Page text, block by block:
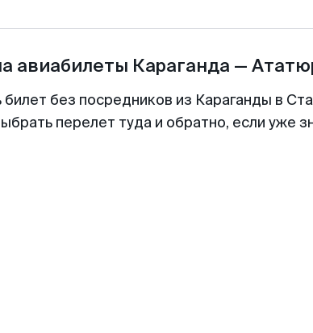
авиабилеты Караганда —
без посредников из Караганды в
перелет туда и обратно, если уже